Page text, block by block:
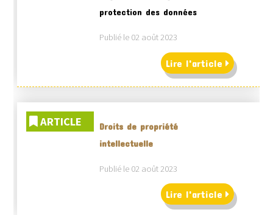
protection des données
Publié le 02 août 2023
Lire l'article
ARTICLE
Droits de propriété
intellectuelle
Publié le 02 août 2023
Lire l'article